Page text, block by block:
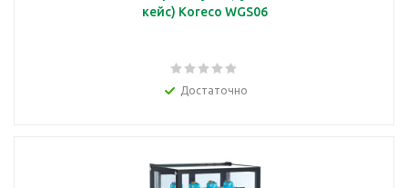
кейс) Koreco WGS06
Достаточно